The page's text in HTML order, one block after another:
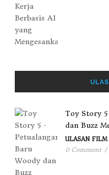
Toy Story
dan Buzz
ULASAN FILM
0 Comment /